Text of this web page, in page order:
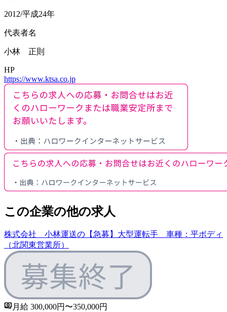
2012/平成24年
代表者名
小林 正則
HP
https://www.ktsa.co.jp
この企業の他の求人
株式会社 小林運送の【急募】大型運転手 車種：平ボディ
（北関東営業所）
月給 300,000円〜350,000円